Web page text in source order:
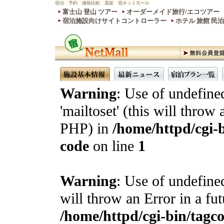
宿泊 予約 価格比較 直販 宿ネットモール
富士山 登山 ツアー
オーダーメイド旅行/エコツアー
宿泊施設向けサイトコントローラー
ホテル 旅館 民
Warning: Use of
'mailtoset' (this will throw
PHP) in/home/httpd/cgi-
code on line 1
Warning: Use of
will throw an Error in a
/home/httpd/cgi-bin/